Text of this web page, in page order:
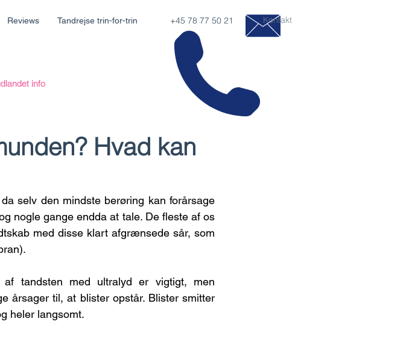
Reviews Tandrejse trin-for-trin +45 78 77 50 21 Kontakt
info
Hvad kan
selv den mindste berøring kan forårsage
nogle gange endda at tale. De fleste af os
med disse klart afgrænsede sår, som
tandsten med ultralyd er vigtigt, men
årsager til, at blister opstår. Blister smitter
heler langsomt.